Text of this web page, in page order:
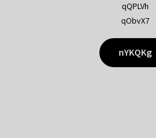
qQPLVh
qObvX7
nYKQKg